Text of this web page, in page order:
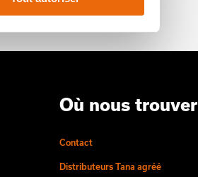
Où nous trouver
Contact
Distributeurs Tana agréé